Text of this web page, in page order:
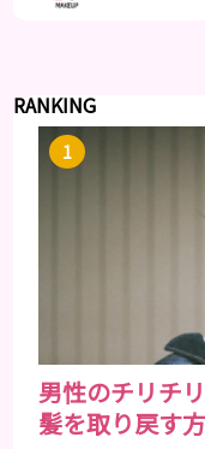
RANKING
男性のチリチ
髪を取り戻す